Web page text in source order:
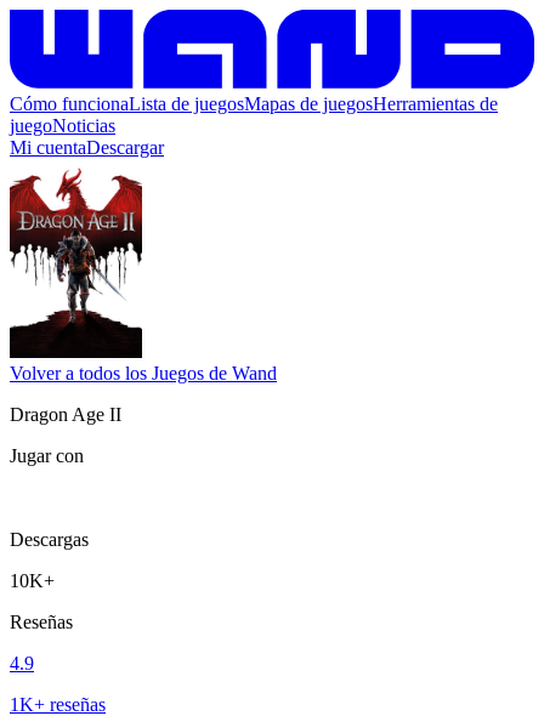
Cómo funcionaLista de juegosMapas de juegosHerramientas de
juegoNoticias
Mi cuentaDescargar
Volver a todos los Juegos de Wand
Dragon Age II
Jugar con
Descargas
10K+
Reseñas
4.9
1K+ reseñas